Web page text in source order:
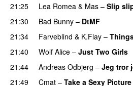
21:25
Lea Romea & Mas – Slip
21:30 Bad Bunny – DtMF
21:34
Farveblind & K.Flay –
21:40 Wolf Alice – Just Two Girls
21:44 Andreas Odbjerg – Jeg tror
21:49
Cmat – Take a Sexy